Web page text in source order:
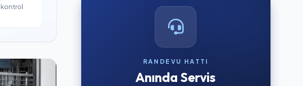
kontrol
RANDEVU HATTI
Anında Servis